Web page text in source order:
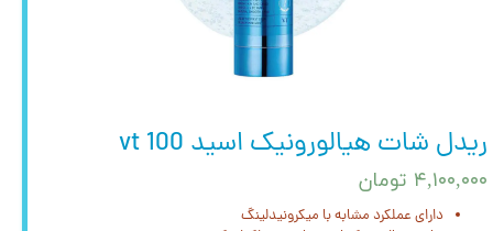
ریدل شات هیالورونیک اسید 100 vt
۴,۱۰۰,۰۰۰ تومان
دارای عملکرد مشابه با میکرونیدلینگ